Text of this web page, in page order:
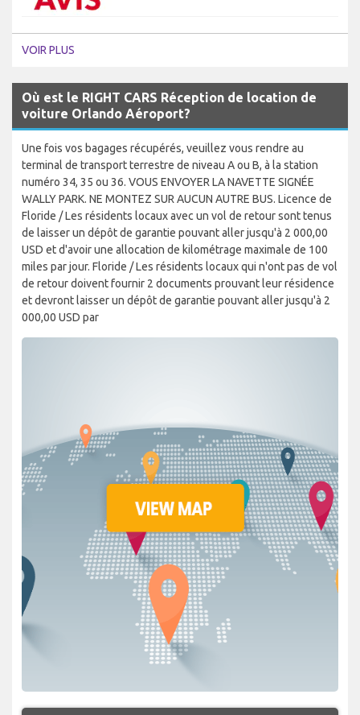
VOIR PLUS
Où est le RIGHT CARS Réception de location de
voiture Orlando Aéroport?
Une fois vos bagages récupérés, veuillez vous rendre au
terminal de transport terrestre de niveau A ou B, à la station
numéro 34, 35 ou 36. VOUS ENVOYER LA NAVETTE SIGNÉE
WALLY PARK. NE MONTEZ SUR AUCUN AUTRE BUS. Licence de
Floride / Les résidents locaux avec un vol de retour sont tenus
de laisser un dépôt de garantie pouvant aller jusqu'à 2 000,00
USD et d'avoir une allocation de kilométrage maximale de 100
miles par jour. Floride / Les résidents locaux qui n'ont pas de vol
de retour doivent fournir 2 documents prouvant leur résidence
et devront laisser un dépôt de garantie pouvant aller jusqu'à 2
000,00 USD par